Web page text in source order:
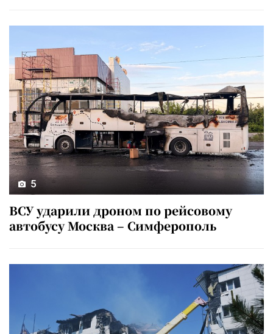
5
ВСУ ударили дроном по рейсовому
автобусу Москва – Симферополь